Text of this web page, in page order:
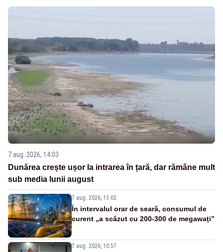
7 aug. 2026, 14:03
Dunărea crește ușor la intrarea în țară, dar rămâne mult
sub media lunii august
7 aug. 2026, 13:02
În intervalul orar de seară, consumul de
curent „a scăzut cu 200-300 de megawați”
7 aug. 2026, 10:57